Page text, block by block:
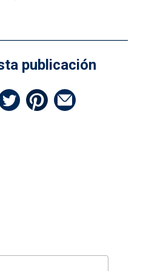
publicación